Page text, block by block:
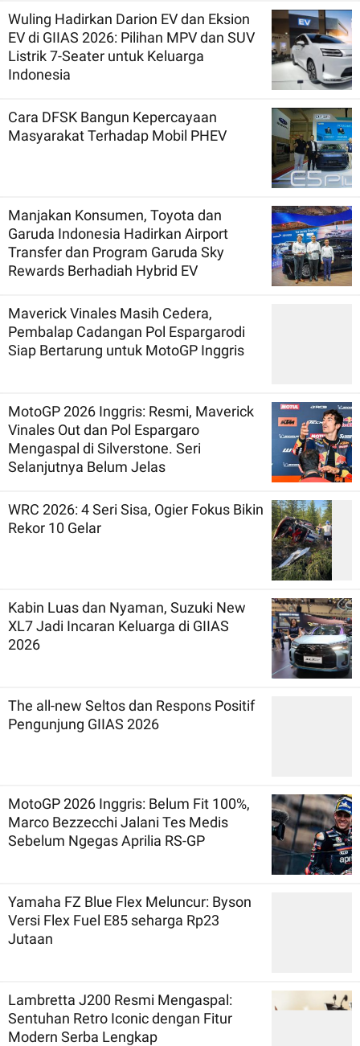
Wuling Hadirkan Darion EV dan Eksion
EV di GIIAS 2026: Pilihan MPV dan SUV
Listrik 7-Seater untuk Keluarga
Indonesia
Cara DFSK Bangun Kepercayaan
Masyarakat Terhadap Mobil PHEV
Manjakan Konsumen, Toyota dan
Garuda Indonesia Hadirkan Airport
Transfer dan Program Garuda Sky
Rewards Berhadiah Hybrid EV
Maverick Vinales Masih Cedera,
Pembalap Cadangan Pol Espargarodi
Siap Bertarung untuk MotoGP Inggris
MotoGP 2026 Inggris: Resmi, Maverick
Vinales Out dan Pol Espargaro
Mengaspal di Silverstone. Seri
Selanjutnya Belum Jelas
WRC 2026: 4 Seri Sisa, Ogier Fokus Bikin
Rekor 10 Gelar
Kabin Luas dan Nyaman, Suzuki New
XL7 Jadi Incaran Keluarga di GIIAS
2026
The all-new Seltos dan Respons Positif
Pengunjung GIIAS 2026
MotoGP 2026 Inggris: Belum Fit 100%,
Marco Bezzecchi Jalani Tes Medis
Sebelum Ngegas Aprilia RS-GP
Yamaha FZ Blue Flex Meluncur: Byson
Versi Flex Fuel E85 seharga Rp23
Jutaan
Lambretta J200 Resmi Mengaspal:
Sentuhan Retro Iconic dengan Fitur
Modern Serba Lengkap